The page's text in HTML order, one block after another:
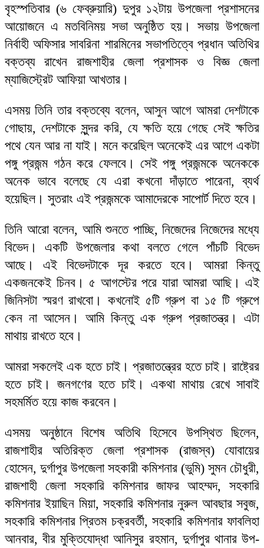
বৃহস্পতিবার (৬ ফেব্রুয়ারি) দুপুর ১২টায় উপজেলা প্রশাসনের
আয়োজনে এ মতবিনিময় সভা অনুষ্ঠিত হয়। সভায় উপজেলা
নির্বাহী অফিসার সাবরিনা শারমিনের সভাপতিত্বে প্রধান অতিথির
বক্তব্য রাখেন রাজশাহীর জেলা প্রশাসক ও বিজ্ঞ জেলা
ম্যাজিস্ট্রেট আফিয়া আখতার।
এসময় তিনি তার বক্তব্যে বলেন, আসুন আগে আমরা দেশটাকে
গোছায়, দেশটাকে সুন্দর করি, যে ক্ষতি হয়ে গেছে সেই ক্ষতির
পথে যেন আর না যাই। মনে করেছিল অনেকেই এর আগে একটা
পঙ্গু প্রজন্ম গঠন করে ফেলবে। সেই পঙ্গু প্রজন্মকে অনেককে
অনেক ভাবে বলেছে যে এরা কখনো দাঁড়াতে পারেনা, ব্যর্থ
হয়েছিল। সুতরাং এই প্রজন্মকে আমাদেরকে সাপোর্ট দিতে হবে।
তিনি আরো বলেন, আমি শুনতে পাচ্ছি, নিজেদের নিজেদের মধ্যে
বিভেদ। একটি উপজেলার কথা বলতে গেলে পাঁচটি বিভেদ
আছে। এই বিভেদটাকে দূর করতে হবে। আমরা কিন্তু
একজনকেই চিনব। ৫ আগস্টের পরে যারা আমরা আছি। এই
জিনিসটা স্মরণ রাখবো। কখনোই ৫টি গ্রুপ বা ১৫ টি গ্রুপে
কেন না আসেন। আমি কিন্তু এক গ্রুপ প্রজাতন্ত্র। এটা
মাথায় রাখতে হবে।
আমরা সকলেই এক হতে চাই। প্রজাতন্ত্রের হতে চাই। রাষ্ট্রের
হতে চাই। জনগণের হতে চাই। একথা মাথায় রেখে সাবাই
সহমর্মিত হয়ে কাজ করবেন।
এসময় অনুষ্ঠানে বিশেষ অতিথি হিসেবে উপস্থিত ছিলেন,
রাজশাহীর অতিরিক্ত জেলা প্রশাসক (রাজস্ব) যোবায়ের
হোসেন, দুর্গাপুর উপজেলা সহকারী কমিশনার (ভুমি) সুমন চৌধুরী,
রাজশাহী জেলা সহকারি কমিশনার জাফর আহম্মদ, সহকারি
কমিশনার ইয়াছিন মিয়া, সহকারি কমিশনার নুরুল আবছার সবুজ,
সহকারি কমিশনার প্রিতম চক্রবর্তী, সহকারি কমিশনার ফাবলিহা
আনবার, বীর মুক্তিযোদ্ধা আনিসুর রহমান, দুর্গাপুর থানার উপ-